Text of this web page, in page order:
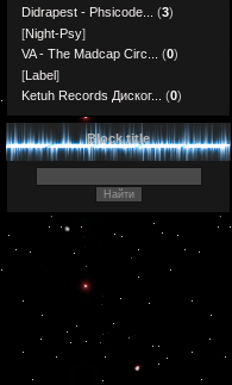
Didrapest - Phsicode...
(3)
[Night-Psy]
VA - The Madcap Circ...
(0)
[Label]
Ketuh Records Диског...
(0)
Block title